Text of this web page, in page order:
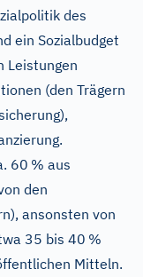
des
ein Sozialbudget
Leistungen
(den Trägern
60 % aus
den
ansonsten von
35 bis 40 %
Mitteln.